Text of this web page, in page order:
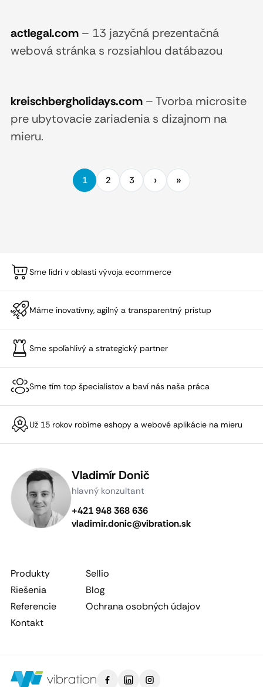
actlegal.com– 13 jazyčná prezentačná
webová stránka s rozsiahlou datábazou
kreischbergholidays.com–Tvorba microsite
pre ubytovacie zariadenia s dizajnom na
mieru.
1 2 3
Sme lídri v oblasti vývoja ecommerce
Máme inovatívny, agilný a transparentný prístup
Sme spoľahlivý a strategický partner
Sme tím top špecialistov a baví nás naša práca
Už 15 rokov robíme eshopy a webové aplikácie na mieru
Vladimír Donič
hlavný konzultant
+421 948 368 636
vladimir.donic@vibration.sk
Produkty
Riešenia
Referencie
Kontakt
Sellio
Blog
Ochrana osobných údajov